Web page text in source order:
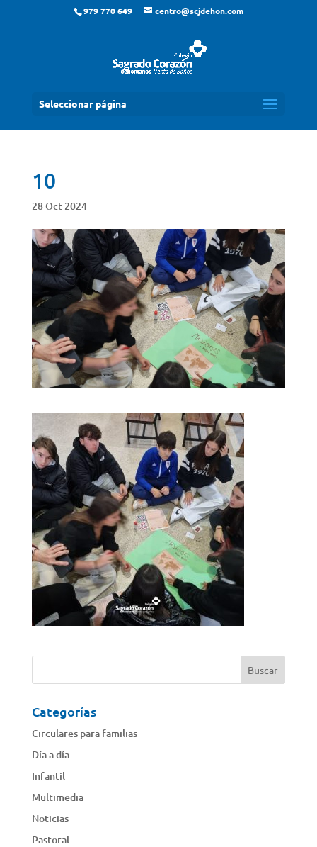
979 770 649 centro@scjdehon.com
Seleccionar página
10
28 Oct 2024
Categorías
Circulares para familias
Día a día
Infantil
Multimedia
Noticias
Pastoral